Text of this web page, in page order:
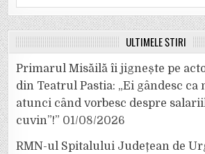
for:
ULTIMELE ȘTIRI
Primarul Misăilă îi jignește pe
din Teatrul Pastia: „Ei gândesc ca
atunci când vorbesc despre
cuvin”!” 01/08/2026
RMN-ul Spitalului Județean de